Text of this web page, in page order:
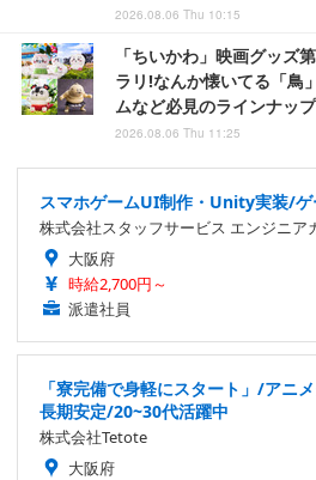
2026.08.06 Thu 10:15
「ちいかわ」映画グッズ
ラリ!なんか懐いてる「鳥
ムなど必見のラインナップ
2026.08.06 Thu 11:25
スマホゲームUI制作・Unity実装/ゲ
株式会社スタッフサービス エンジニア
大阪府
時給2,700円～
派遣社員
「寮完備で身軽にスタート」/アニ
長期安定/20~30代活躍中
株式会社Tetote
大阪府